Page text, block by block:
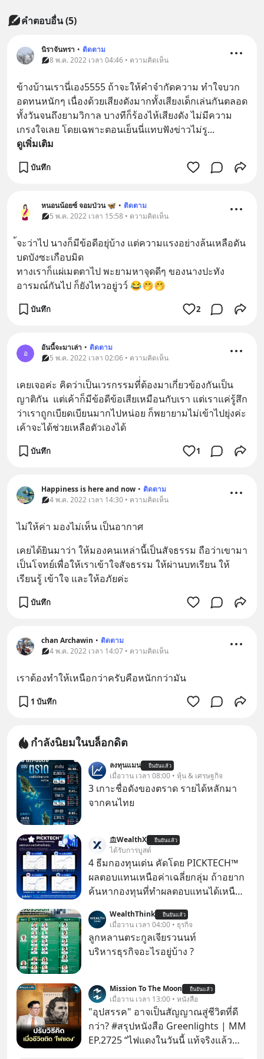
คำตอบอื่น(5)
นิราจันทรา • ติดตาม
8 พ.ค. 2022 เวลา 04:46 • ความคิดเห็น
ข้างบ้านเรานี่เอง5555 ถ้าจะให้คำจำกัดความ ทำใจบวก
อดทนหนักๆ เนื่องด้วยเสียงดังมากทั้งเสียงเด็กเล่นกันตลอด
ทั้งวันจนถึงยามวิกาล บางทีก็ร้องไห้เสียงดัง ไม่มีความ
เกรงใจเลย โดยเฉพาะตอนเย็นนี่แทบฟังข่าวไม่รู...
ดูเพิ่มเติม
บันทึก
หนอนน้อยซ์ จอมป่วน 🦋 • ติดตาม
5 พ.ค. 2022 เวลา 15:58 • ความคิดเห็น
้จะว่าไป นางก็มีข้อดีอยุ่บ้าง แต่ความแรงอย่างล้นเหลือดัน
บดบังซะเกือบมิด
ทางเราก็แผ่เมตตาไป พะยามหาจุดดีๆ ของนางปะทัง
อารมณ์กันไป ก็ยังไหวอยู่วว์ 😂🤭🤭
บันทึก 2
อ
อันนี้จะมาเล่า • ติดตาม
5 พ.ค. 2022 เวลา 02:06 • ความคิดเห็น
เคยเจอค่ะ คิดว่าเป็นเวรกรรมที่่ต้องมาเกี่ยวข้องกันเป็น
ญาติกัน  แต่เค้าก็มีข้อดีข้อเสียเหมือนกับเรา แต่เราแค่รู้สึก
ว่าเราถูกเบียดเบียนมากไปหน่อย ก็พยายามไม่เข้าไปยุ่งค่ะ
เค้าจะได้ช่วยเหลือตัวเองได้
บันทึก 1
Happiness is here and now • ติดตาม
4 พ.ค. 2022 เวลา 14:30 • ความคิดเห็น
ไม่ให้ค่า มองไม่เห็น เป็นอากาศ
เคยได้ยินมาว่า ให้มองคนเหล่านี้เป็นสัจธรรม ถือว่าเขามา
เป็นโจทย์เพื่อให้เราเข้าใจสัจธรรม ให้ผ่านบทเรียน ให้
เรียนรู้ เข้าใจ และให้อภัยค่ะ
บันทึก
chan Archawin • ติดตาม
4 พ.ค. 2022 เวลา 14:07 • ความคิดเห็น
เราต้องทำให้เหนือกว่าครับคือหนักกว่ามัน
1 บันทึก
กำลังนิยมในบล็อกดิต
ลงทุนแมน ยืนยันแล้ว
เมื่อวาน เวลา 08:00 • หุ้น & เศรษฐกิจ
3 เกาะชื่อดังของตราด รายได้หลักมา
จากคนไทย
WealthX ยืนยันแล้ว
ได้รับการบูสต์
4 ธีมกองทุนเด่น คัดโดย PICKTECH™
ผลตอบแทนเหนือค่าเฉลี่ยกลุ่ม ถ้าอยาก
ค้นหากองทุนที่ทำผลตอบแทนได้เหนือ
ค้นหาข้อมูลและวิเคราะห์เองให้เสีย
เวลา แค่ใช้ PICKTECH™ บนแอป
WealthX ช่วยคัดกองทุนเด่นให้ได้
WealthThink ยืนยันแล้ว
เมื่อวาน เวลา 04:00 • ธุรกิจ
ลูกหลานตระกูลเจียรวนนท์
บริหารธุรกิจอะไรอยู่บ้าง ?
Mission To The Moon ยืนยันแล้ว
เมื่อวาน เวลา 13:00 • หนังสือ
"อุปสรรค" อาจเป็นสัญญาณสู่ชีวิตที่ดี
กว่า? #สรุปหนังสือ Greenlights | MM
EP.2725 “ไฟแดงในวันนี้ แท้จริงแล้ว